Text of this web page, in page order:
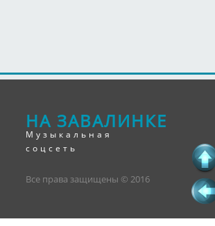
НА ЗАВАЛИНКЕ
Музыкальная
соцсеть
Все права защищены © 2016